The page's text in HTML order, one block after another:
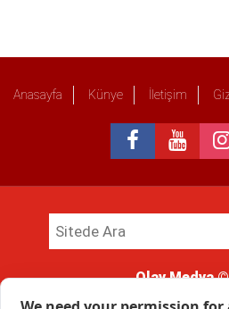
Anasayfa Künye İletişim
Olay Medya©